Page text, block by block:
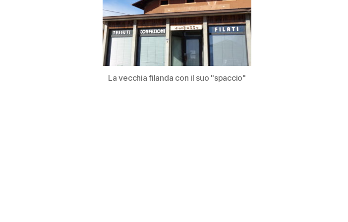
La vecchia filanda con il suo "spaccio"